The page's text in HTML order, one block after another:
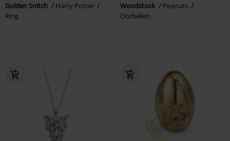
Golden Snitch
Harry Potter
Ring
Woodstock
Peanuts
Oorbellen